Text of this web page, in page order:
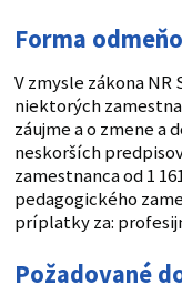
Forma
V zmysle zákona NR
niektorých
záujme a o zmene a
neskorších
zamestnanca od 1
pedagogického
príplatky za:
Požadované